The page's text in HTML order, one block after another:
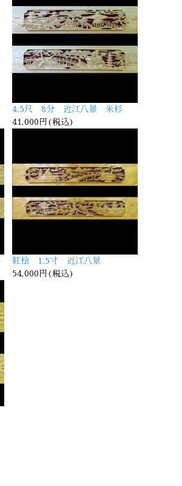
4.5尺 8分 近江八景 米杉
41,000円(税込)
紅桧 1.5寸 近江八景
54,000円(税込)